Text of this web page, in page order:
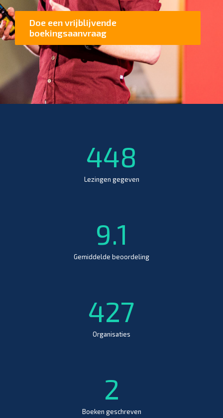
Doe een vrijblijvende
boekingsaanvraag
448
Lezingen gegeven
9.1
Gemiddelde beoordeling
427
Organisaties
2
Boeken geschreven